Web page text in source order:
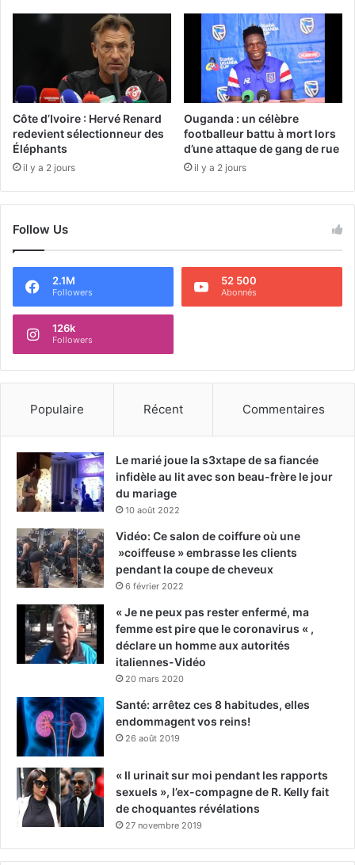
Côte d’Ivoire : Hervé Renard
redevient sélectionneur des
Éléphants
il y a 2 jours
Ouganda : un célèbre
footballeur battu à mort lors
d’une attaque de gang de rue
il y a 2 jours
Follow Us
2.1M
Followers
52 500
Abonnés
126k
Followers
Populaire Récent Commentaires
Le marié joue la s3xtape de sa fiancée
infidèle au lit avec son beau-frère le jour
du mariage
10 août 2022
Vidéo: Ce salon de coiffure où une
»coiffeuse » embrasse les clients
pendant la coupe de cheveux
6 février 2022
« Je ne peux pas rester enfermé, ma
femme est pire que le coronavirus « ,
déclare un homme aux autorités
italiennes-Vidéo
20 mars 2020
Santé: arrêtez ces 8 habitudes, elles
endommagent vos reins!
26 août 2019
« Il urinait sur moi pendant les rapports
sexuels », l’ex-compagne de R. Kelly fait
de choquantes révélations
27 novembre 2019